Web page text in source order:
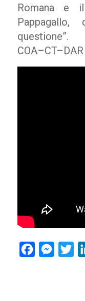
Romana e
questione”.
COA–CT–DAR
Facebook